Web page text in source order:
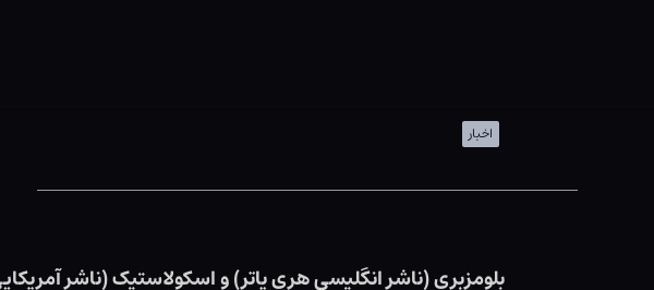
اخبار
بلومزبری (ناشر انگلیسی هری پاتر) و اسکولاستیک (ناشر